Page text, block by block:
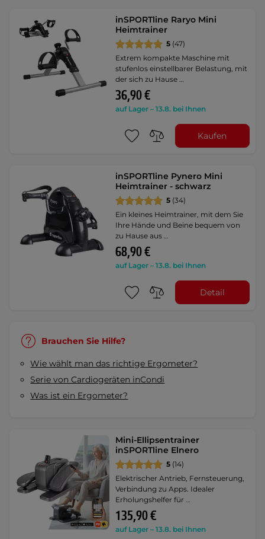
inSPORTline Raryo Mini
Heimtrainer
5 (47)
Extrem kompakte Maschine mit
stufenlos einstellbarer Belastung, mit
der sich zu Hause …
36,90 €
auf Lager – 13.8. bei Ihnen
Kaufen
inSPORTline Pynero Mini
Heimtrainer - schwarz
5 (34)
Ein kleines Heimtrainer, mit dem Sie
Ihre Hände und Beine bequem von
zu Hause aus …
68,90 €
auf Lager – 13.8. bei Ihnen
Detail
Brauchen Sie Hilfe?
Wie wählt man das richtige Ergometer?
Serie von Cardiogeräten inCondi
Was ist ein Ergometer?
Mini-Ellipsentrainer
inSPORTline Elnero
5 (14)
Elektrischer Antrieb, Fernsteuerung,
Verbindung zu Apps. Idealer
Erholungshelfer für …
135,90 €
auf Lager – 13.8. bei Ihnen